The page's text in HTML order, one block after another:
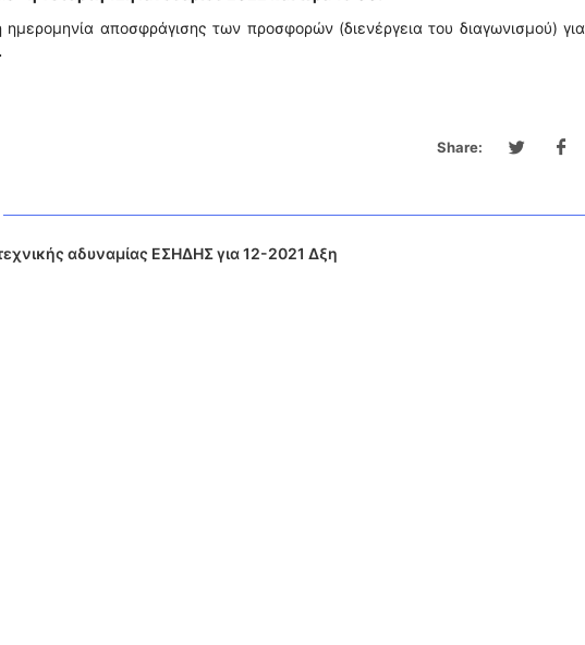
ημερομηνία αποσφράγισης των προσφορών (διενέργεια του διαγωνισμού) για
Share:
αδυναμίας ΕΣΗΔΗΣ για 12-2021 Δξη